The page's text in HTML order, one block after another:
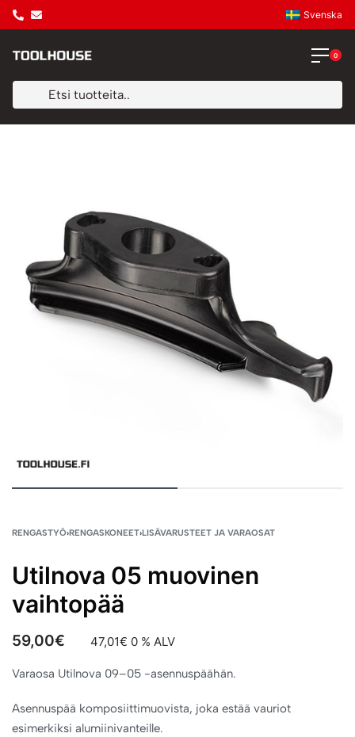
Svenska
0
RENGASTYÖ›RENGASKONEET›LISÄVARUSTEET JA VARAOSAT
Utilnova 05 muovinen
vaihtopää
59,00€ 47,01€ 0 % ALV
Varaosa Utilnova 09–05 -asennuspäähän.
Asennuspää komposiittimuovista, joka estää vauriot
esimerkiksi alumiinivanteille.